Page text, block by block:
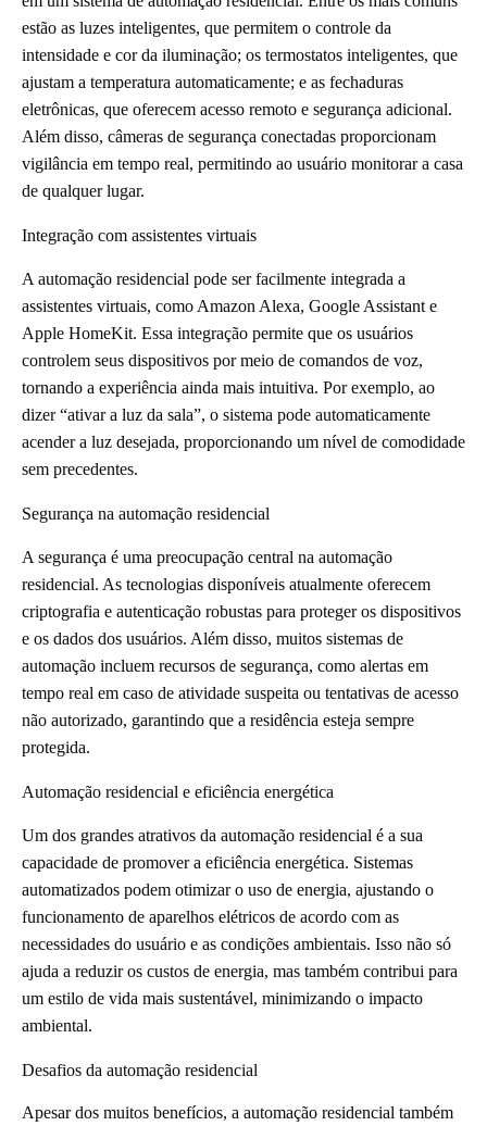
estão as luzes inteligentes, que permitem o controle da
intensidade e cor da iluminação; os termostatos inteligentes, que
ajustam a temperatura automaticamente; e as fechaduras
eletrônicas, que oferecem acesso remoto e segurança adicional.
Além disso, câmeras de segurança conectadas proporcionam
vigilância em tempo real, permitindo ao usuário monitorar a casa
de qualquer lugar.
Integração com assistentes virtuais
A automação residencial pode ser facilmente integrada a
assistentes virtuais, como Amazon Alexa, Google Assistant e
Apple HomeKit. Essa integração permite que os usuários
controlem seus dispositivos por meio de comandos de voz,
tornando a experiência ainda mais intuitiva. Por exemplo, ao
dizer “ativar a luz da sala”, o sistema pode automaticamente
acender a luz desejada, proporcionando um nível de comodidade
sem precedentes.
Segurança na automação residencial
A segurança é uma preocupação central na automação
residencial. As tecnologias disponíveis atualmente oferecem
criptografia e autenticação robustas para proteger os dispositivos
e os dados dos usuários. Além disso, muitos sistemas de
automação incluem recursos de segurança, como alertas em
tempo real em caso de atividade suspeita ou tentativas de acesso
não autorizado, garantindo que a residência esteja sempre
protegida.
Automação residencial e eficiência energética
Um dos grandes atrativos da automação residencial é a sua
capacidade de promover a eficiência energética. Sistemas
automatizados podem otimizar o uso de energia, ajustando o
funcionamento de aparelhos elétricos de acordo com as
necessidades do usuário e as condições ambientais. Isso não só
ajuda a reduzir os custos de energia, mas também contribui para
um estilo de vida mais sustentável, minimizando o impacto
ambiental.
Desafios da automação residencial
Apesar dos muitos benefícios, a automação residencial também